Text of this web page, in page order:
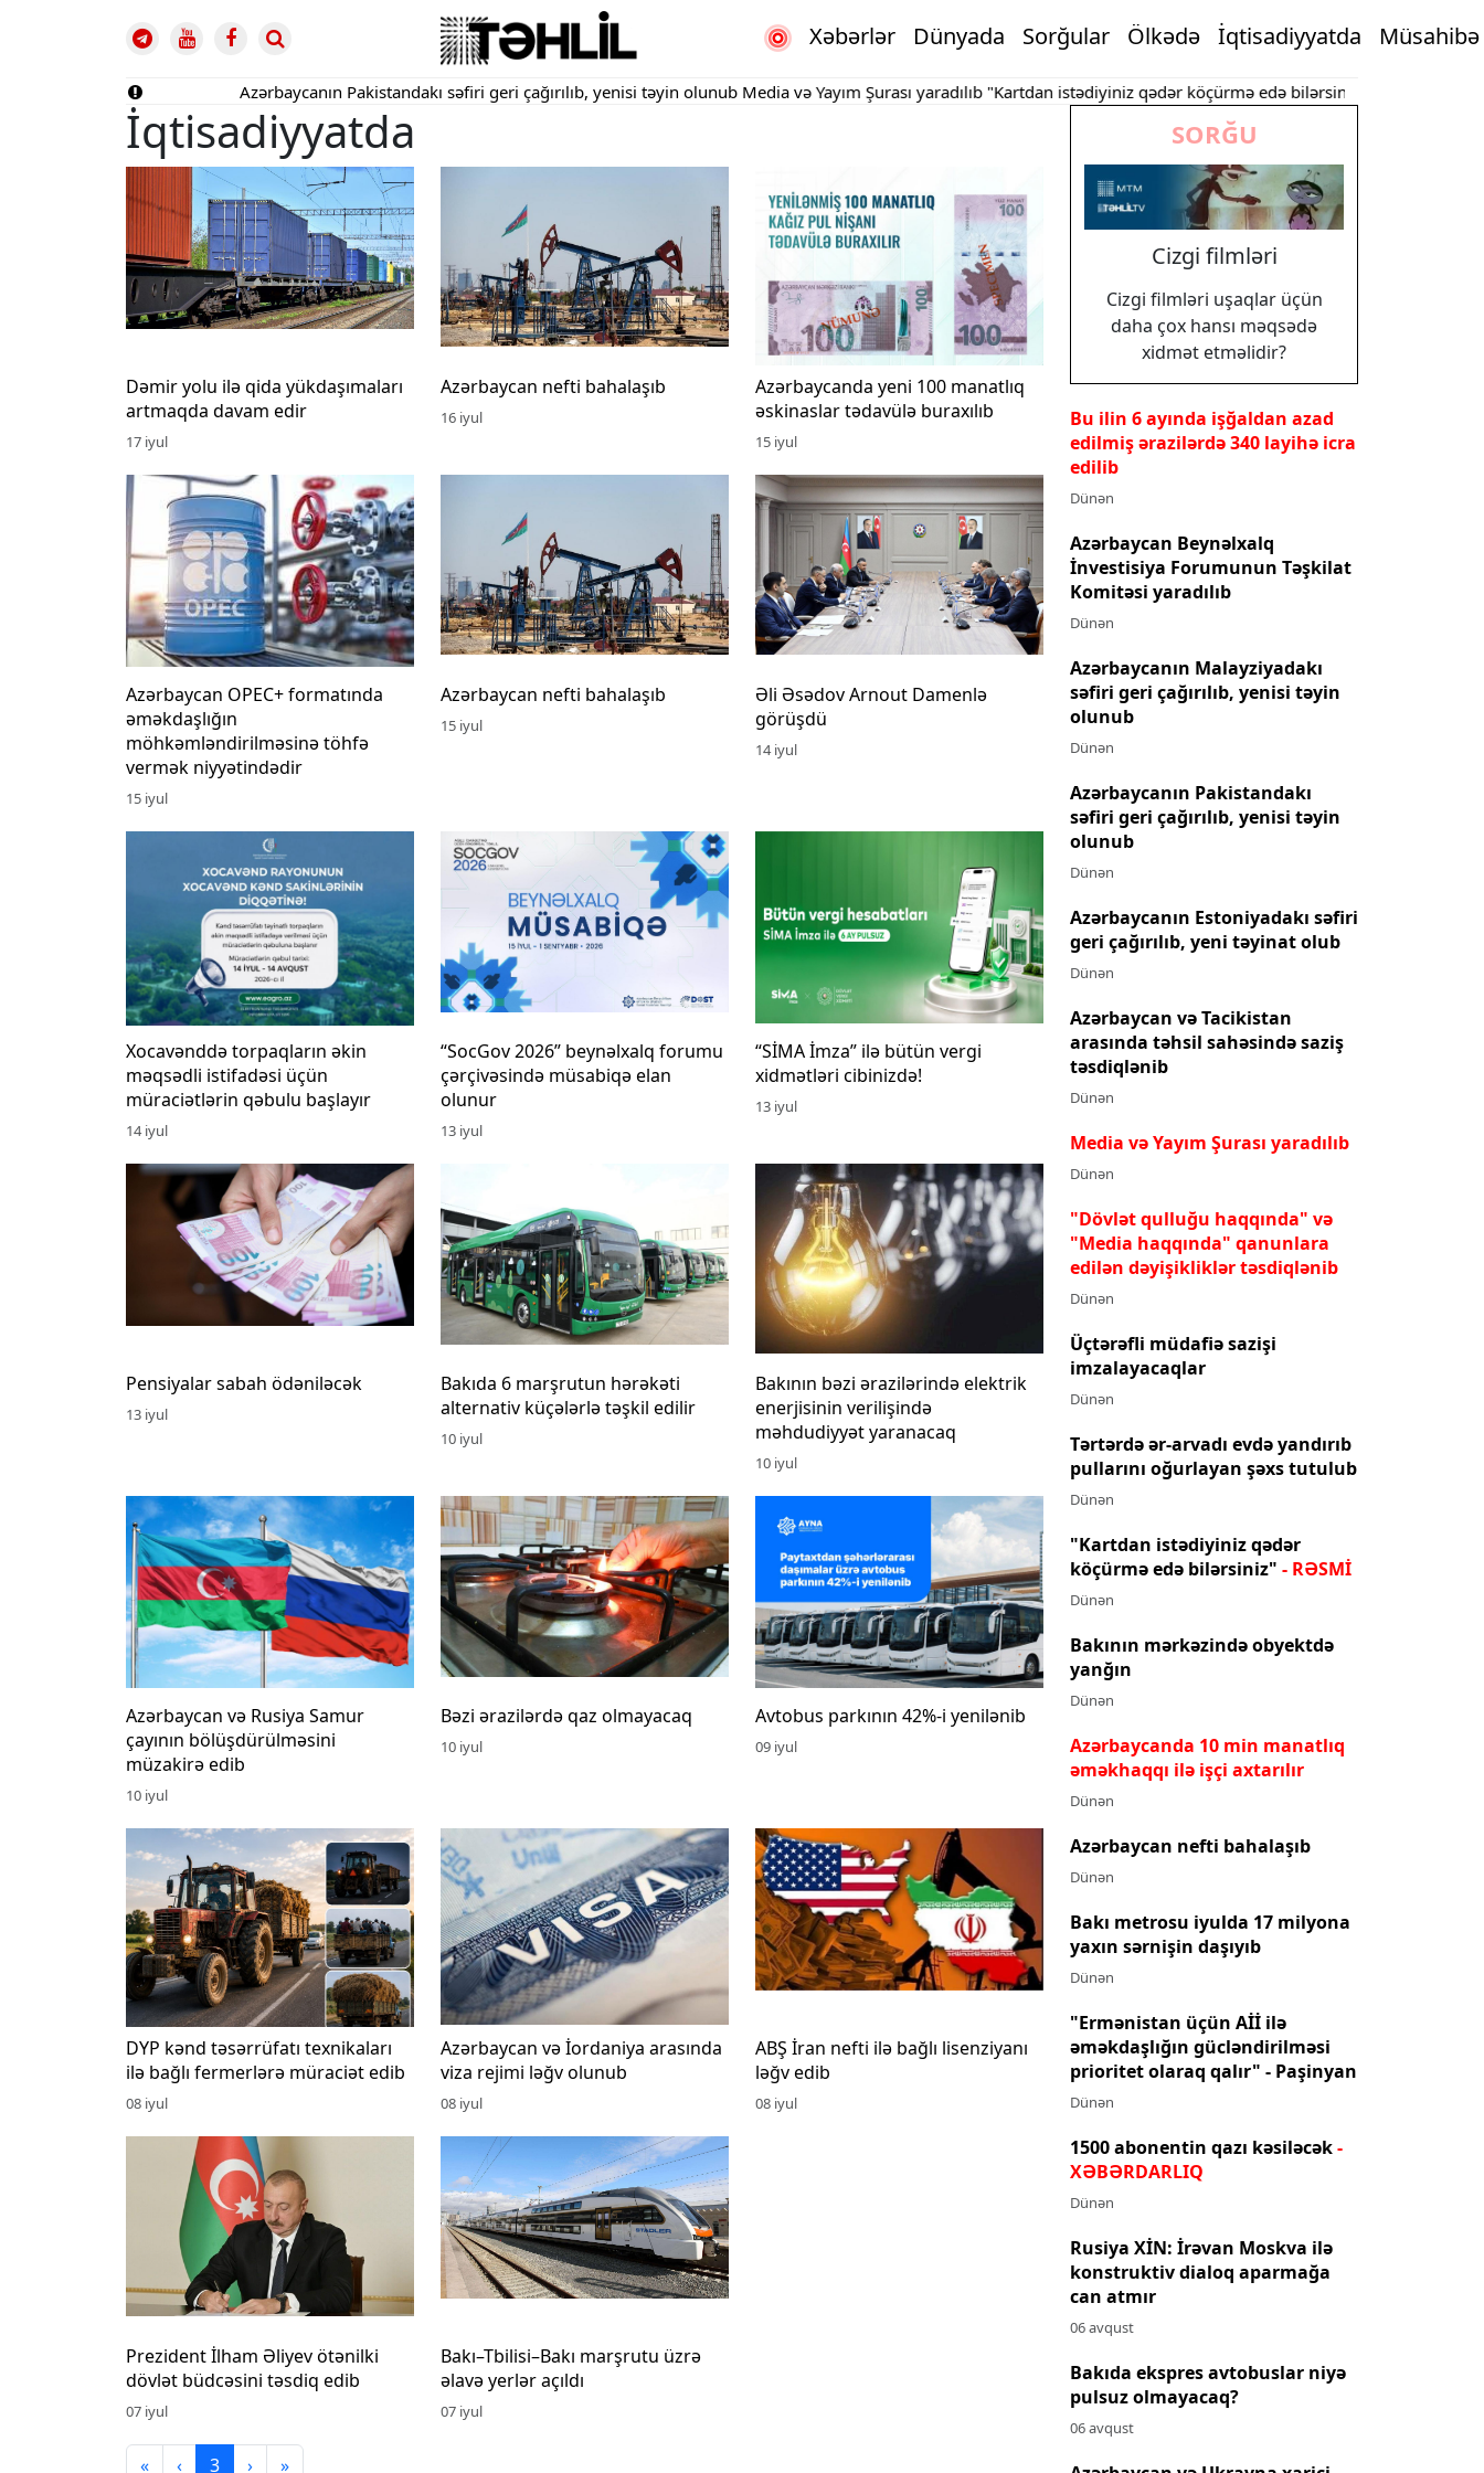
Xəbərlər Dünyada Sorğular Ölkədə İqtisadiyyatda Müsahibə
Azərbaycanın Pakistandakı səfiri geri çağırılıb, yenisi təyin olunubMedia və Yayım Şurası yaradılıb "Kartdan istədiyiniz qədər köçürmə edə bilərsiniz" Bakının mərkəzində
İqtisadiyyatda
Dəmir yolu ilə qida yükdaşımaları
artmaqda davam edir
17 iyul
Azərbaycan nefti bahalaşıb
16 iyul
Azərbaycanda yeni 100 manatlıq
əskinaslar tədavülə buraxılıb
15 iyul
Azərbaycan OPEC+ formatında
əməkdaşlığın
möhkəmləndirilməsinə töhfə
vermək niyyətindədir
15 iyul
Azərbaycan nefti bahalaşıb
15 iyul
Əli Əsədov Arnout Damenlə
görüşdü
14 iyul
Xocavənddə torpaqların əkin
məqsədli istifadəsi üçün
müraciətlərin qəbulu başlayır
14 iyul
“SocGov 2026” beynəlxalq forumu
çərçivəsində müsabiqə elan
olunur
13 iyul
“SİMA İmza” ilə bütün vergi
xidmətləri cibinizdə!
13 iyul
Pensiyalar sabah ödəniləcək
13 iyul
Bakıda 6 marşrutun hərəkəti
alternativ küçələrlə təşkil edilir
10 iyul
Bakının bəzi ərazilərində elektrik
enerjisinin verilişində
məhdudiyyət yaranacaq
10 iyul
Azərbaycan və Rusiya Samur
çayının bölüşdürülməsini
müzakirə edib
10 iyul
Bəzi ərazilərdə qaz olmayacaq
10 iyul
Avtobus parkının 42%-i yenilənib
09 iyul
DYP kənd təsərrüfatı texnikaları
ilə bağlı fermerlərə müraciət edib
08 iyul
Azərbaycan və İordaniya arasında
viza rejimi ləğv olunub
08 iyul
ABŞ İran nefti ilə bağlı lisenziyanı
ləğv edib
08 iyul
Prezident İlham Əliyev ötənilki
dövlət büdcəsini təsdiq edib
07 iyul
Bakı–Tbilisi–Bakı marşrutu üzrə
əlavə yerlər açıldı
07 iyul
« ‹ 3 › »
SORĞU
Cizgi filmləri
Cizgi filmləri uşaqlar üçün
daha çox hansı məqsədə
xidmət etməlidir?
Bu ilin 6 ayında işğaldan azad
edilmiş ərazilərdə 340 layihə icra
edilib
Dünən
Azərbaycan Beynəlxalq
İnvestisiya Forumunun Təşkilat
Komitəsi yaradılıb
Dünən
Azərbaycanın Malayziyadakı
səfiri geri çağırılıb, yenisi təyin
olunub
Dünən
Azərbaycanın Pakistandakı
səfiri geri çağırılıb, yenisi təyin
olunub
Dünən
Azərbaycanın Estoniyadakı səfiri
geri çağırılıb, yeni təyinat olub
Dünən
Azərbaycan və Tacikistan
arasında təhsil sahəsində saziş
təsdiqlənib
Dünən
Media və Yayım Şurası yaradılıb
Dünən
"Dövlət qulluğu haqqında" və
"Media haqqında" qanunlara
edilən dəyişikliklər təsdiqlənib
Dünən
Üçtərəfli müdafiə sazişi
imzalayacaqlar
Dünən
Tərtərdə ər-arvadı evdə yandırıb
pullarını oğurlayan şəxs tutulub
Dünən
"Kartdan istədiyiniz qədər
köçürmə edə bilərsiniz" - RƏSMİ
Dünən
Bakının mərkəzində obyektdə
yanğın
Dünən
Azərbaycanda 10 min manatlıq
əməkhaqqı ilə işçi axtarılır
Dünən
Azərbaycan nefti bahalaşıb
Dünən
Bakı metrosu iyulda 17 milyona
yaxın sərnişin daşıyıb
Dünən
"Ermənistan üçün Aİİ ilə
əməkdaşlığın gücləndirilməsi
prioritet olaraq qalır" - Paşinyan
Dünən
1500 abonentin qazı kəsiləcək-
XƏBƏRDARLIQ
Dünən
Rusiya XİN: İrəvan Moskva ilə
konstruktiv dialoq aparmağa
can atmır
06 avqust
Bakıda ekspres avtobuslar niyə
pulsuz olmayacaq?
06 avqust